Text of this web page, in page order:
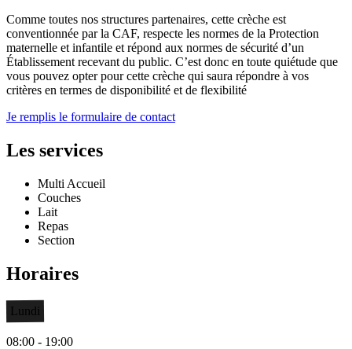
Comme toutes nos structures partenaires, cette crèche est
conventionnée par la CAF, respecte les normes de la Protection
maternelle et infantile et répond aux normes de sécurité d’un
Établissement recevant du public. C’est donc en toute quiétude que
vous pouvez opter pour cette crèche qui saura répondre à vos
critères en termes de disponibilité et de flexibilité
Je remplis le formulaire de contact
Les services
Multi Accueil
Couches
Lait
Repas
Section
Horaires
Lundi
08:00 - 19:00